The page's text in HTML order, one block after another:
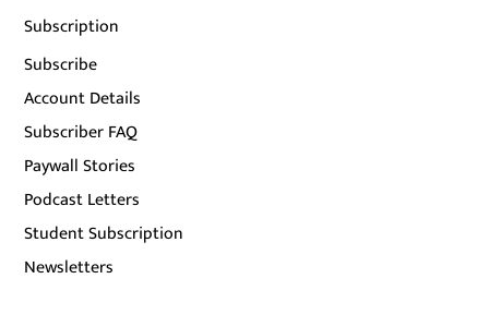
Subscription
Subscribe
Account Details
Subscriber FAQ
Paywall Stories
Podcast Letters
Student Subscription
Newsletters